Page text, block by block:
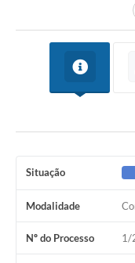
Situação
Modalidade
Nº do Processo 1/